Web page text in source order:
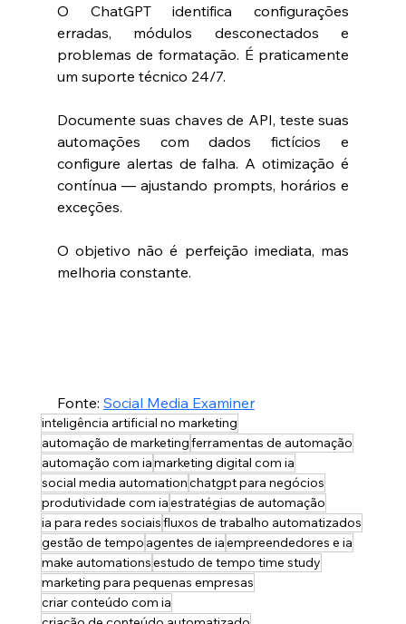
O ChatGPT identifica configurações
erradas, módulos desconectados e
problemas de formatação. É praticamente
um suporte técnico 24/7.
Documente suas chaves de API, teste suas
automações com dados fictícios e
configure alertas de falha. A otimização é
contínua — ajustando prompts, horários e
exceções.
O objetivo não é perfeição imediata, mas
melhoria constante.
Fonte: Social Media Examiner
inteligência artificial no marketing
automação de marketingferramentas de automação
automação com iamarketing digital com ia
social media automationchatgpt para negócios
produtividade com iaestratégias de automação
ia para redes sociaisfluxos de trabalho automatizados
gestão de tempo agentes de iaempreendedores e ia
make automationsestudo de tempo time study
marketing para pequenas empresas
criar conteúdo com ia